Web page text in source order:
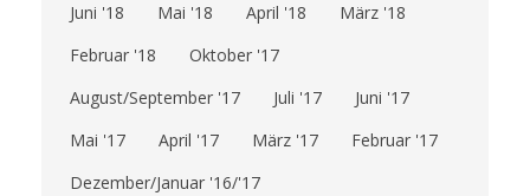
Juni '18
Mai '18 April '18
März '18
Februar '18
Oktober '17
August/September '17
Juli '17
Juni '17
Mai '17
April '17 März '17
Februar '17
Dezember/Januar '16/'17